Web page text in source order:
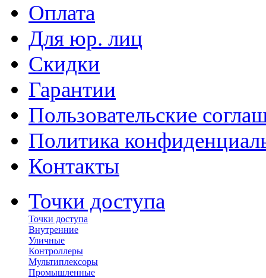
Оплата
Для юр. лиц
Скидки
Гарантии
Пользовательские
Политика
Контакты
Точки доступа
Точки доступа
Внутренние
Уличные
Контроллеры
Мультиплексоры
Промышленные